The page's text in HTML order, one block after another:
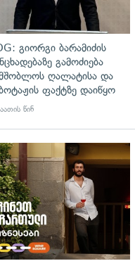
გიორგი ბარამიძის
გამოძიება
ღალატისა და
ფაქტზე დაიწყო
წინ